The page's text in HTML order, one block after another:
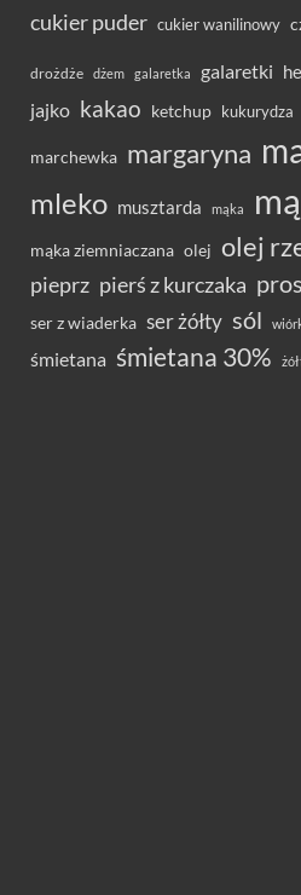
cukier puder cukier wanilinowy
drożdże dżem galaretka galaretki
jajko kakao ketchup kukurydza
marchewka margaryna
mleko musztarda mąka
mąka ziemniaczana olej olej
pieprz pierś z kurczaka
ser z wiaderka ser żółty sól
śmietana śmietana 30%